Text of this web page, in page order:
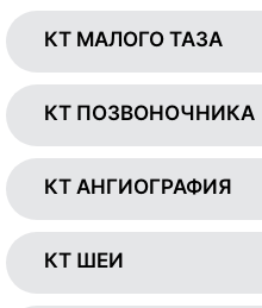
КТ МАЛОГО ТАЗА
КТ ПОЗВОНОЧНИКА
КТ АНГИОГРАФИЯ
КТ ШЕИ